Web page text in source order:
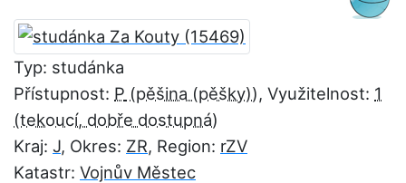
Typ: studánka
Přístupnost: P , Využitelnost: 1
Kraj: J, Okres: ZR, Region: rZV
Katastr: Vojnův Městec